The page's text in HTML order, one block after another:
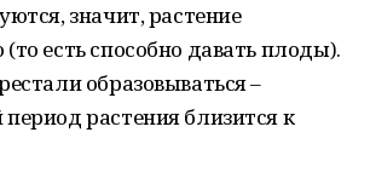
значит, растение
есть способно давать плоды).
образовываться –
растения близится к